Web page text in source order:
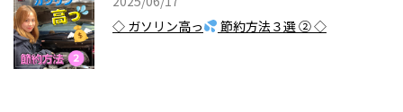
◇ ガソリン高っ
節約方法３選 ② ◇